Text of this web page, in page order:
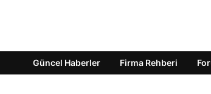
Güncel Haberler Firma Rehberi